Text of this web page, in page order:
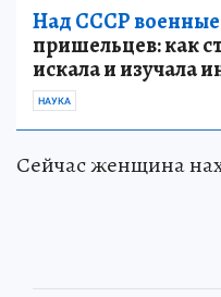
Над СССР военные
пришельцев: как
искала и изучала
НАУКА
Сейчас женщина